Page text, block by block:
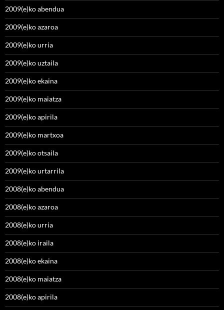
2009(e)ko abendua
2009(e)ko azaroa
2009(e)ko urria
2009(e)ko uztaila
2009(e)ko ekaina
2009(e)ko maiatza
2009(e)ko apirila
2009(e)ko martxoa
2009(e)ko otsaila
2009(e)ko urtarrila
2008(e)ko abendua
2008(e)ko azaroa
2008(e)ko urria
2008(e)ko iraila
2008(e)ko ekaina
2008(e)ko maiatza
2008(e)ko apirila